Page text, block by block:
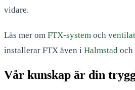
vidare.
Läs mer om FTX-system och
installerar FTX även i Halmstad och
Vår kunskap är din